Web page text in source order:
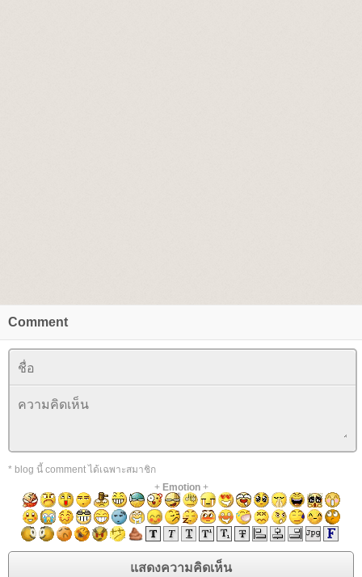
Comment
* blog นี้ comment ได้เฉพาะสมาชิก
+ Emotion+